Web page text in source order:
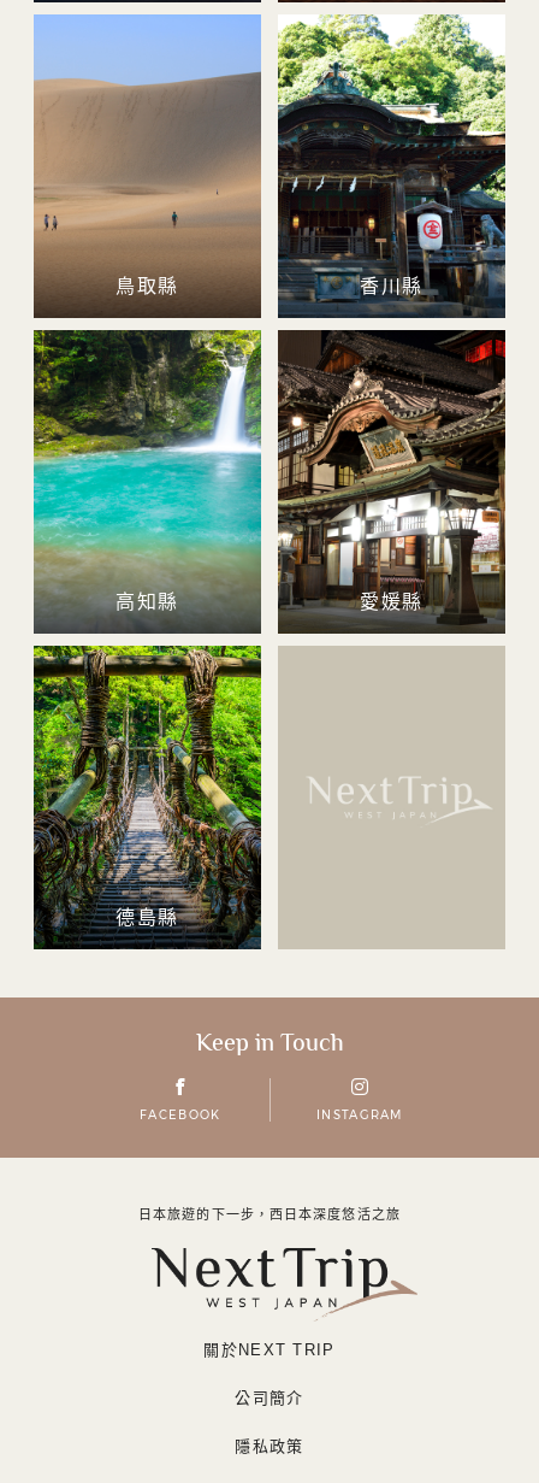
鳥取縣 香川縣
高知縣 愛媛縣
德島縣
Keep in Touch
FACEBOOK INSTAGRAM
日本旅遊的下一步，西日本深度悠活之旅
關於NEXT TRIP
公司簡介
隱私政策